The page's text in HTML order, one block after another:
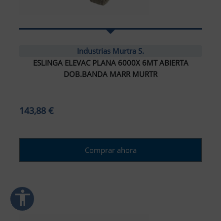
Industrias Murtra S.
ESLINGA ELEVAC PLANA 6000X 6MT ABIERTA
DOB.BANDA MARR MURTR
143,88 €
Comprar ahora
accessibility
grande
(TDAH)
de Accesibilidad